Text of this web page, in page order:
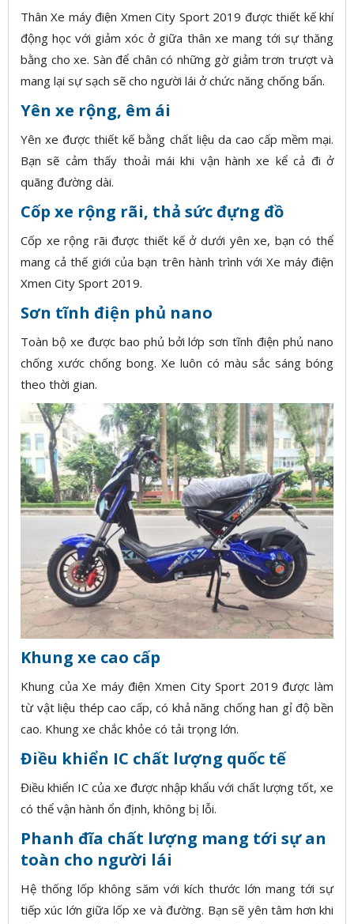
Thân Xe máy điện Xmen City Sport 2019 được thiết kế khí
động học với giảm xóc ở giữa thân xe mang tới sự thăng
bằng cho xe. Sàn để chân có những gờ giảm trơn trượt và
mang lại sự sạch sẽ cho người lái ở chức năng chống bẩn.
Yên xe rộng, êm ái
Yên xe được thiết kế bằng chất liệu da cao cấp mềm mại.
Bạn sẽ cảm thấy thoải mái khi vận hành xe kể cả đi ở
quãng đường dài.
Cốp xe rộng rãi, thả sức đựng đồ
Cốp xe rộng rãi được thiết kế ở dưới yên xe, bạn có thể
mang cả thế giới của bạn trên hành trình với Xe máy điện
Xmen City Sport 2019.
Sơn tĩnh điện phủ nano
Toàn bộ xe được bao phủ bởi lớp sơn tĩnh điện phủ nano
chống xước chống bong. Xe luôn có màu sắc sáng bóng
theo thời gian.
Khung xe cao cấp
Khung của Xe máy điện Xmen City Sport 2019 được làm
từ vật liệu thép cao cấp, có khả năng chống han gỉ độ bền
cao. Khung xe chắc khỏe có tải trọng lớn.
Điều khiển IC chất lượng quốc tế
Điều khiển IC của xe được nhập khẩu với chất lượng tốt, xe
có thể vận hành ổn định, không bị lỗi.
Phanh đĩa chất lượng mang tới sự an
toàn cho người lái
Hệ thống lốp không săm với kích thước lớn mang tới sự
tiếp xúc lớn giữa lốp xe và đường. Bạn sẽ yên tâm hơn khi